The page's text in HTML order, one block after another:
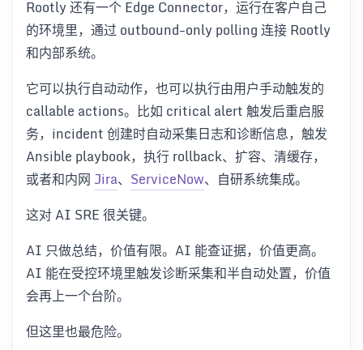
Rootly 还有一个 Edge Connector，运行在客户自己
的环境里，通过 outbound-only polling 连接 Rootly
和内部系统。
它可以执行自动动作，也可以执行由用户手动触发的
callable actions。比如 critical alert 触发后重启服
务，incident 创建时自动采集日志和诊断信息，触发
Ansible playbook，执行 rollback、扩容、清缓存，
或者和内网 Jira、 ServiceNow、自研系统集成。
这对 AI SRE 很关键。
AI 只做总结，价值有限。AI 能查证据，价值更高。
AI 能在受控环境里触发诊断采集和半自动处置，价值
会再上一个台阶。
但这里也最危险。